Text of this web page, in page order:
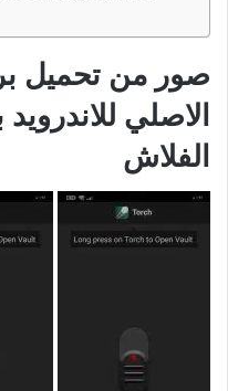
صور من تحميل
الاصلي
الفلاش